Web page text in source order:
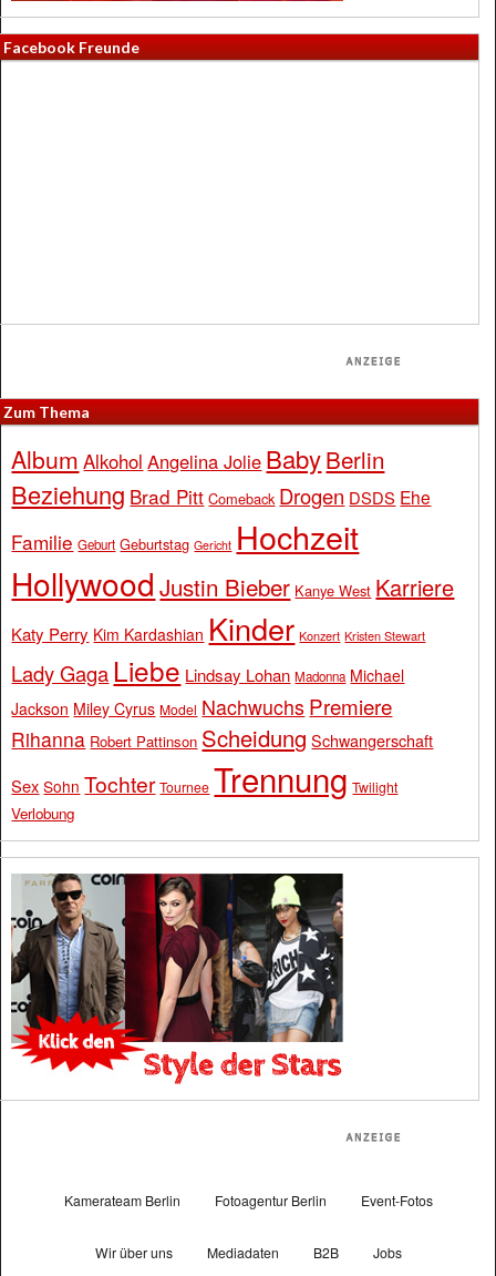
Facebook Freunde
Zum Thema
Album Alkohol Angelina Jolie BabyBerlin
Beziehung Brad Pitt Comeback Drogen DSDS Ehe
Familie Geburt Geburtstag Gericht Hochzeit
Hollywood Justin Bieber Kanye West Karriere
Katy Perry Kim Kardashian Kinder Konzert Kristen Stewart
Lady Gaga Liebe Lindsay Lohan Madonna Michael
Jackson Miley Cyrus Model Nachwuchs Premiere
Rihanna Robert Pattinson Scheidung Schwangerschaft
Sex Sohn Tochter Tournee Trennung Twilight
Verlobung
Kamerateam Berlin Fotoagentur Berlin Event-Fotos
Wir über uns Mediadaten B2B Jobs